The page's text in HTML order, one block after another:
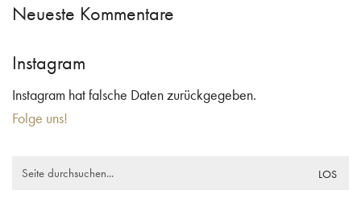
Neueste Kommentare
Instagram
Instagram hat falsche Daten zurückgegeben.
Folge uns!
Search